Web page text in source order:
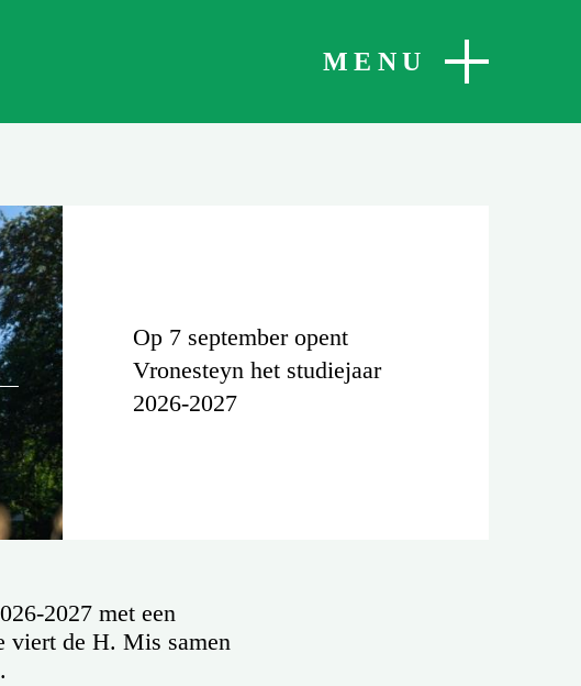
MENU
SLUITEN
Op 7 september opent
Vronesteyn het studiejaar
2026-2027
2027 met een
viert de H. Mis samen